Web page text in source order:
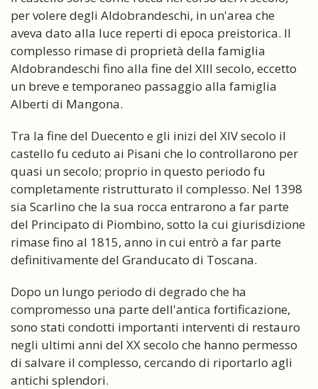
per volere degli Aldobrandeschi, in un'area che
aveva dato alla luce reperti di epoca preistorica. Il
complesso rimase di proprietà della famiglia
Aldobrandeschi fino alla fine del XIII secolo, eccetto
un breve e temporaneo passaggio alla famiglia
Alberti di Mangona.
Tra la fine del Duecento e gli inizi del XIV secolo il
castello fu ceduto ai Pisani che lo controllarono per
quasi un secolo; proprio in questo periodo fu
completamente ristrutturato il complesso. Nel 1398
sia Scarlino che la sua rocca entrarono a far parte
del Principato di Piombino, sotto la cui giurisdizione
rimase fino al 1815, anno in cui entrò a far parte
definitivamente del Granducato di Toscana.
Dopo un lungo periodo di degrado che ha
compromesso una parte dell'antica fortificazione,
sono stati condotti importanti interventi di restauro
negli ultimi anni del XX secolo che hanno permesso
di salvare il complesso, cercando di riportarlo agli
antichi splendori.